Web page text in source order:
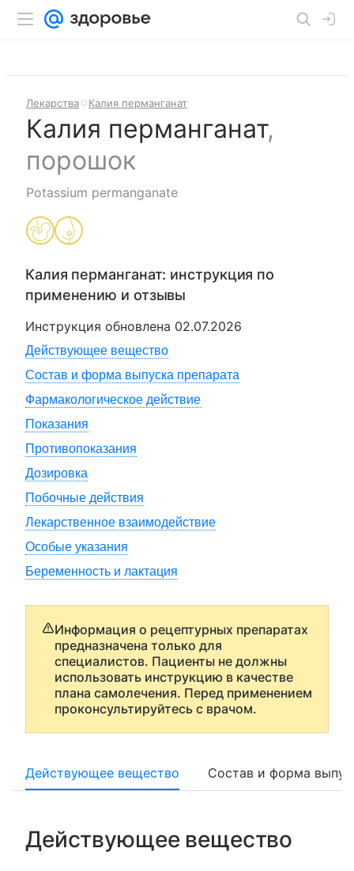
Лекарства Калия перманганат
Калия перманганат,
порошок
Potassium permanganate
Калия перманганат: инструкция по
применению и отзывы
Инструкция обновлена 02.07.2026
Действующее вещество
Состав и форма выпуска препарата
Фармакологическое действие
Показания
Противопоказания
Дозировка
Побочные действия
Лекарственное взаимодействие
Особые указания
Беременность и лактация
Информация о рецептурных препаратах
предназначена только для
специалистов. Пациенты не должны
использовать инструкцию в качестве
плана самолечения. Перед применением
проконсультируйтесь с врачом.
Действующее вещество Состав и форма
Действующее вещество